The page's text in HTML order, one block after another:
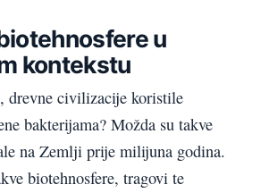
u
kontekstu
drevne civilizacije koristile
bakterijama? Možda su takve
na Zemlji prije milijuna godina.
biotehnosfere, tragovi te